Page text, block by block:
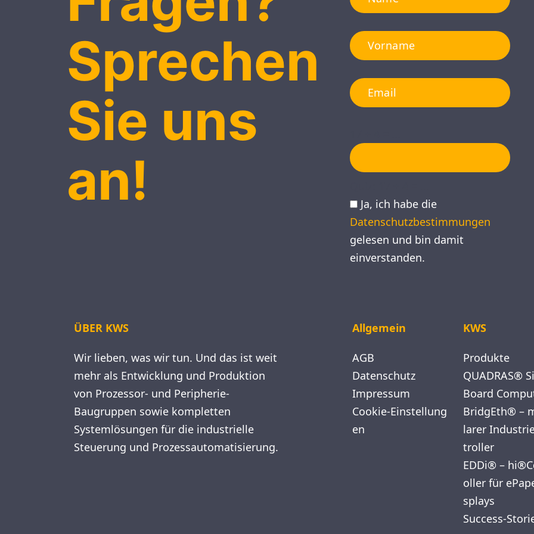
Sprechen
Sie uns
an!
Ja, ich habe die
Datenschutzbestimmungen
gelesen und bin damit
einverstanden.
ÜBER KWS
Wir lieben, was wir tun. Und das ist weit
mehr als Entwicklung und Produktion
von Prozessor- und Peripherie-
Baugruppen sowie kompletten
Systemlösungen für die industrielle
Steuerung und Prozessautomatisierung.
Allgemein
AGB
Datenschutz
Impressum
Cookie-Einstellung
en
KWS
Produkte
QUADRAS®
Board
BridgEth® –
larer
troller
EDDi® –
oller für
splays
Success-